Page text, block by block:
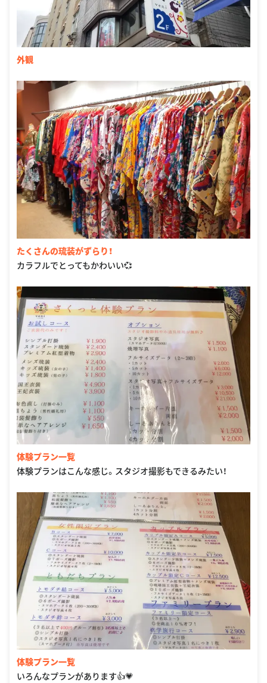
外観
たくさんの琉装がずらり！
カラフルでとってもかわいい💞
体験プラン一覧
体験プランはこんな感じ。スタジオ撮影もできるみたい！
体験プラン一覧
いろんなプランがあります👍💗